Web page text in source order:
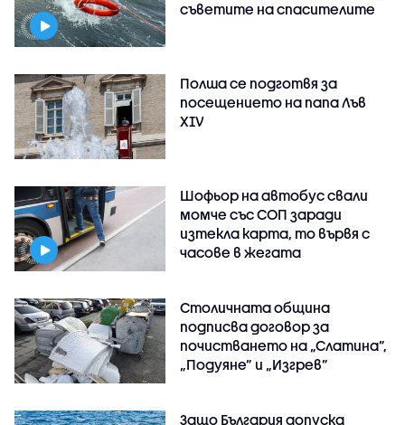
съветите на спасителите
Полша се подготвя за
посещението на папа Лъв
XIV
Шофьор на автобус свали
момче със СОП заради
изтекла карта, то вървя с
часове в жегата
Столичната община
подписва договор за
почистването на „Слатина”,
„Подуяне” и „Изгрев”
Защо България допуска